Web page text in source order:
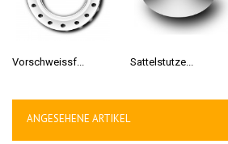
Vorschweissf... Sattelstutze...
ANGESEHENE ARTIKEL